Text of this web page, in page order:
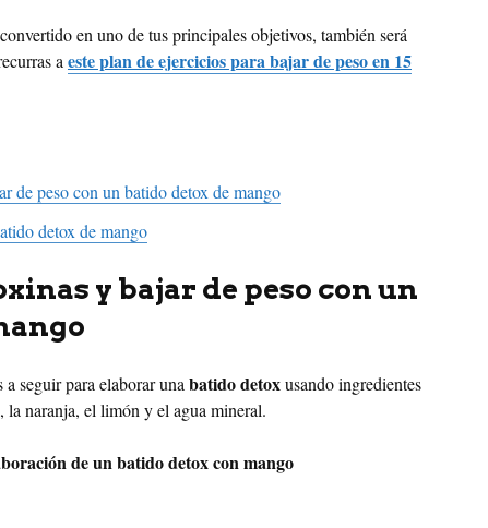
en uno de tus principales objetivos, también será
aeste plan de ejercicios para bajar de peso en 15
de peso con un batido detox de mango
detox de mango
y bajar de peso con un
seguir para elaborar unabatido detoxusando ingredientes
la naranja, el limón y el agua mineral.
de un batido detox con mango